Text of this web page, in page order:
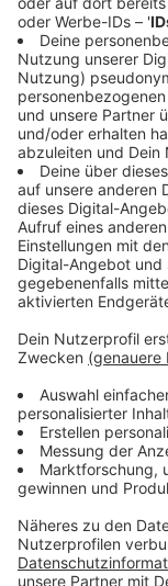
ROCK ANTENNE
Rock Night 2024
Zum 30.
gab es 2024 die
von der ROCK
Fotos
Die Fotos der
powered by RIDE
Heiße Bikes,
die ROCK
glühender
ihr hier!